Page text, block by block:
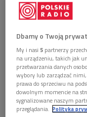
Dbamy o Twoją
My i nasi5 partnerzy
na urządzeniu, takich jak
przetwarzania danych
wybory lub zarządzać
prawa do sprzeciwu na
dowolnym momencie na
sygnalizowane naszym
przeglądania. Polityka